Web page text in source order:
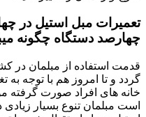
تعمیرات مبل استیل در
چهارصد دستگاه چگونه
قدمت استفاده از مبلمان در
گردد و تا امروز هم با توجه به
خانه های افراد صورت گرفته
است مبلمان تنوع بسیار